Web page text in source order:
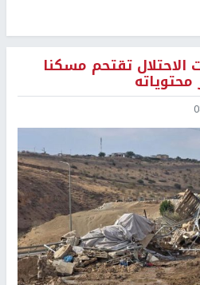
الاحتلال تقتحم مسكنا